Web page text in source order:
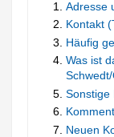
Adresse
Kontakt
Häufig
Was ist
Sonstige
Neuen